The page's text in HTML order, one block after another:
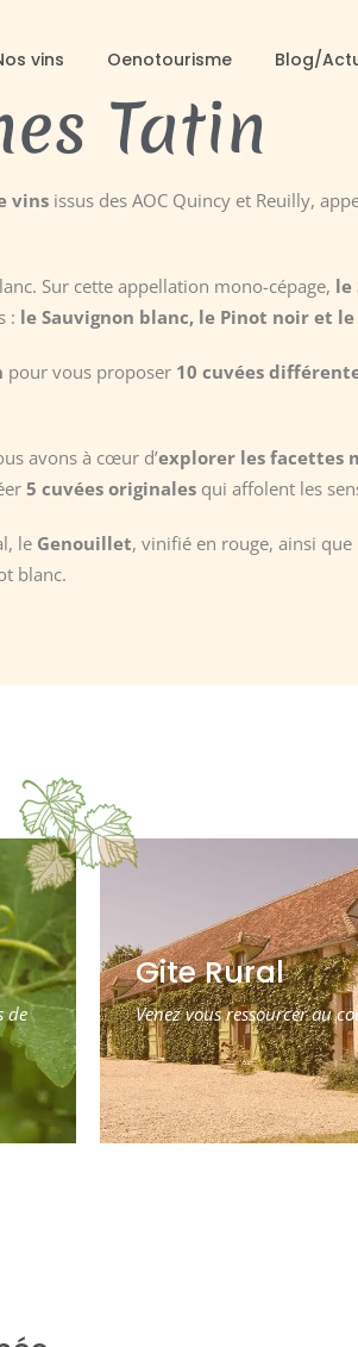
vins Oenotourisme Blog/
Tatin
vinsissus des AOC Quincy et Reuilly,
Sur cette appellation mono-cépage, le
: le Sauvignon blanc, le Pinot noir et
pour vous proposer 10 cuvées
avons à cœur d’explorer les facettes
5 cuvées originalesqui affolent les
le Genouillet, vinifié en rouge, ainsi
blanc.
de
Gite Rural
Venez vous ressourcer au